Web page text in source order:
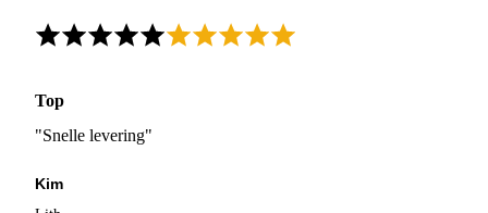
Top
"Snelle levering"
Kim